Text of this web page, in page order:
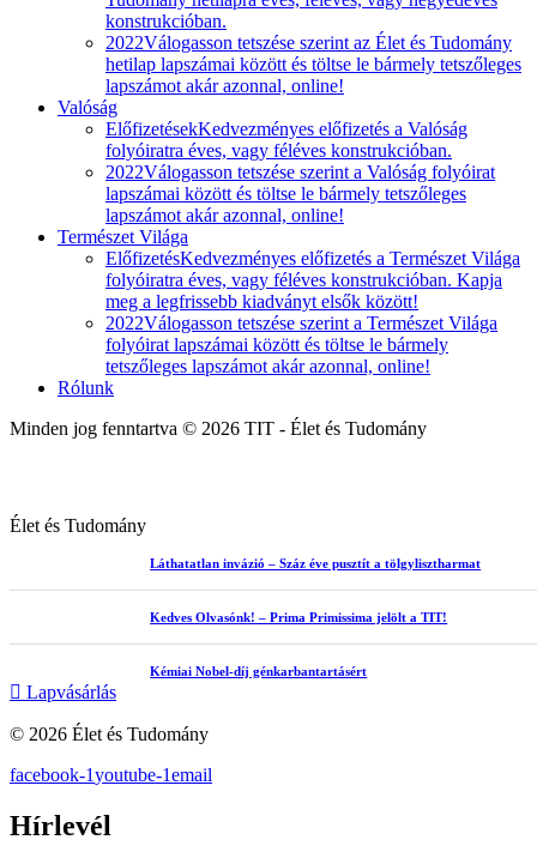
konstrukcióban.
2022Válogasson tetszése szerint az Élet és Tudomány
hetilap lapszámai között és töltse le bármely tetszőleges
lapszámot akár azonnal, online!
Valóság
ElőfizetésekKedvezményes előfizetés a Valóság
folyóiratra éves, vagy féléves konstrukcióban.
2022Válogasson tetszése szerint a Valóság folyóirat
lapszámai között és töltse le bármely tetszőleges
lapszámot akár azonnal, online!
Természet Világa
ElőfizetésKedvezményes előfizetés a Természet Világa
folyóiratra éves, vagy féléves konstrukcióban. Kapja
meg a legfrissebb kiadványt elsők között!
2022Válogasson tetszése szerint a Természet Világa
folyóirat lapszámai között és töltse le bármely
tetszőleges lapszámot akár azonnal, online!
Rólunk
Minden jog fenntartva © 2026 TIT - Élet és Tudomány
Élet és Tudomány
Láthatatlan invázió – Száz éve pusztít a tölgylisztharmat
Kedves Olvasónk! – Prima Primissima jelölt a TIT!
Kémiai Nobel-díj génkarbantartásért
Lapvásárlás
© 2026 Élet és Tudomány
facebook-1youtube-1email
Hírlevél